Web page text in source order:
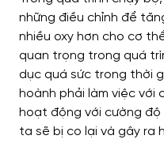
những điều chỉnh để
nhiều oxy hơn cho cơ
quan trọng trong quá
dục quá sức trong thời
hoành phải làm việc với
hoạt động với cường
ta sẽ bị co lại và gây ra